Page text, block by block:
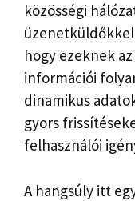
közösségi
üzenetküldőkkel
hogy ezeknek
információi
dinamikus
gyors
felhasználói
A hangsúly itt